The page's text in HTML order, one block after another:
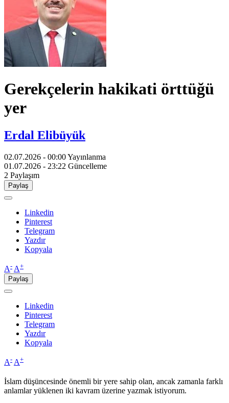
Gerekçelerin hakikati örttüğü
yer
Erdal Elibüyük
02.07.2026 - 00:00Yayınlanma
01.07.2026 - 23:22 Güncelleme
2 Paylaşım
Paylaş
Linkedin
Pinterest
Telegram
Yazdır
Kopyala
A- A+
Paylaş
Linkedin
Pinterest
Telegram
Yazdır
Kopyala
A- A+
İslam düşüncesinde önemli bir yere sahip olan, ancak zamanla farklı
anlamlar yüklenen iki kavram üzerine yazmak istiyorum.